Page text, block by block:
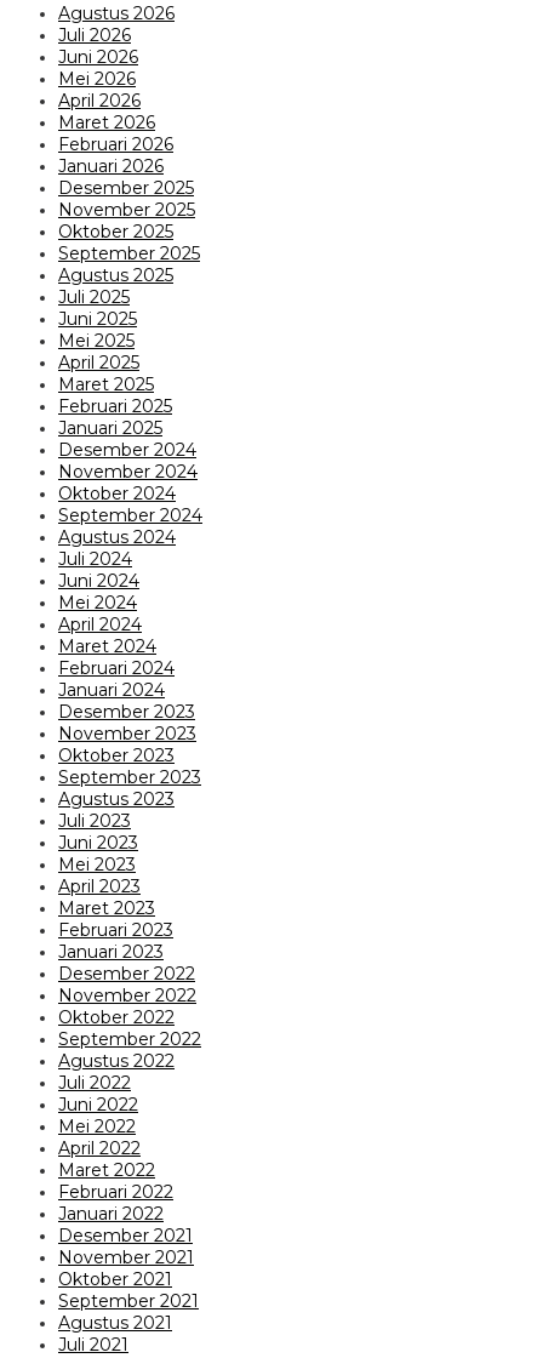
Agustus 2026
Juli 2026
Juni 2026
Mei 2026
April 2026
Maret 2026
Februari 2026
Januari 2026
Desember 2025
November 2025
Oktober 2025
September 2025
Agustus 2025
Juli 2025
Juni 2025
Mei 2025
April 2025
Maret 2025
Februari 2025
Januari 2025
Desember 2024
November 2024
Oktober 2024
September 2024
Agustus 2024
Juli 2024
Juni 2024
Mei 2024
April 2024
Maret 2024
Februari 2024
Januari 2024
Desember 2023
November 2023
Oktober 2023
September 2023
Agustus 2023
Juli 2023
Juni 2023
Mei 2023
April 2023
Maret 2023
Februari 2023
Januari 2023
Desember 2022
November 2022
Oktober 2022
September 2022
Agustus 2022
Juli 2022
Juni 2022
Mei 2022
April 2022
Maret 2022
Februari 2022
Januari 2022
Desember 2021
November 2021
Oktober 2021
September 2021
Agustus 2021
Juli 2021